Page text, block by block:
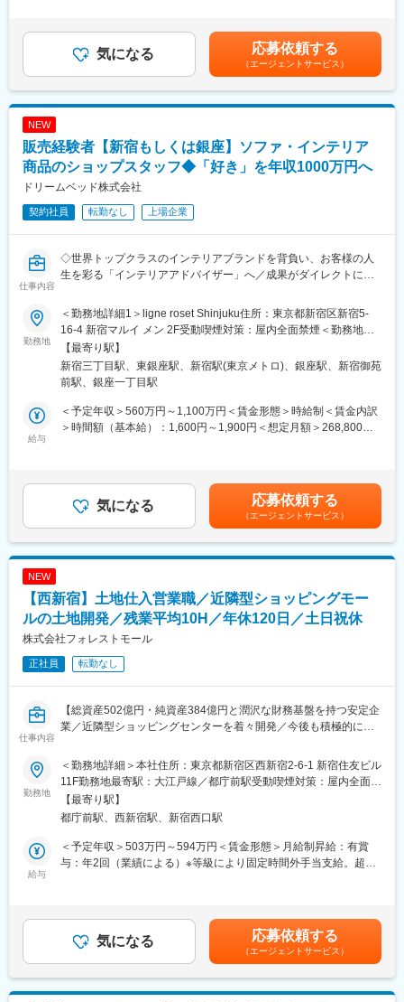
トに収入へ反映されるポジションです。家具やインテリアが好き
で、お客様一人ひとりに丁寧に向き合う販売がしたい方に最適な
・ブランドアドバイザー：
高品質なインテリア製品の魅力・背景を伝える接客
・インバウンド対応：
ちの方）（スキルに応じて加算あり）
扱う商品は、高品質ソファをはじめとしたインテリア家具が中心
です。単価が高い商材が多く、お客様も上質な暮らしやこだわり
行っていただきます。
■インセンティブ・評価イメージ
・基本の時給制に加え、売上に応じたインセンティブを支給
・店舗の予算達成率や個人売上に応じたインセンティブを予定
（例：＋200円）など、スキルに応じた評価を検討しています。
※具体的な基準は入社後お伝え
■組織体制
・4名の配属を想定しています。
変更の範囲：会社の定める業務
果に応じて年収は前後いたします。※詳細はご質問いただけました
ら回答いたします。賃金はあくまでも目安の金額であり、選考を
通じて上下する可能性があります。月給(月額)は固定手当を含めた
表記です。
気になる 応募依頼する
（エージェントサービス）
NEW
販売経験者【新宿もしくは銀座】ソファ・インテリア
商品のショップスタッフ◆「好き」を年収1000万円へ
ドリームベッド株式会社
契約社員 転勤なし 上場企業
仕事内容
◇世界トップクラスのインテリアブランドを背負い、お客様の人
生を彩る「インテリアアドバイザー」へ／成果がダイレクトに給
■募集背景：
「販売実績をより正当に評価し、プロフェッショナルとして報い
たい」という想いから、新たにインセンティブ制度を導入した契
約社員ポジションを設立しました 。実力次第で、年収1,000万円
超えも十分に可能です 。
■業務概要：
ポジションです。家具やインテリアが好きで、お客様一人ひとり
に丁寧に向き合う販売がしたい方に最適な環境です。
高品質なインテリア製品の魅力・背景を伝える接客
・インバウンド対応：
英語力を活かしたグローバルなお客様へのご案内（英語力をお持
・売事務・店舗運営： 受注処理、店内ディスプレイの補助など
です。単価が高い商材が多く、お客様も上質な暮らしやこだわり
のある方が多いため、一組一組とじっくり向き合いながら提案を
■インセンティブ・評価イメージ
・基本の時給制に加え、売上に応じたインセンティブを支給
・店舗の予算達成率や個人売上に応じたインセンティブを予定
（例：＋200円）など、スキルに応じた評価を検討しています。
※具体的な基準は入社後お伝え
め、慣れてきたタイミングで本社や製造工場の見学を実施する予
定です。
・4名の配属を想定しています。
勤務地
＜勤務地詳細1＞ligne roset Shinjuku住所：東京都新宿区新宿5-
16-4 新宿マルイ メン 2F受動喫煙対策：屋内全面禁煙＜勤務地詳
細2＞リーンロゼ銀座住所：東京都中央区銀座4-10-3 勤務地最寄
駅：日比谷線／東銀座駅受動喫煙対策：屋内全面禁煙変更の範
囲：会社の定める事業所
【最寄り駅】
新宿三丁目駅、東銀座駅、新宿駅(東京メトロ)、銀座駅、新宿御苑
前駅、銀座一丁目駅
給与
＜予定年収＞560万円～1,100万円＜賃金形態＞時給制＜賃金内訳
＞時間額（基本給）：1,600円～1,900円＜想定月額＞268,800円
果に応じて年収は前後いたします。※詳細はご質問いただけました
ら回答いたします。賃金はあくまでも目安の金額であり、選考を
通じて上下する可能性があります。月給(月額)は固定手当を含めた
表記です。
気になる 応募依頼する
（エージェントサービス）
NEW
【西新宿】土地仕入営業職／近隣型ショッピングモー
ルの土地開発／残業平均10H／年休120日／土日祝休
株式会社フォレストモール
正社員 転勤なし
仕事内容
【総資産502億円・純資産384億円と潤沢な財務基盤を持つ安定企
業／近隣型ショッピングセンターを着々開発／今後も積極的に事
【業務概要】
テナント数10～30程度の近隣型ショッピングモールの用地仕入れ
業務をご担当いただきます。入社後1年間はトレーナーがOJT等を
通じて独り立ちできるよう教育します。トレーナーの教育を受け
ながら実務経験を積んで頂き、ゆくゆくは主担当者として用地仕
入れ業務をお任せします。具体的な業務は以下となります。
・不動産仲介業者等からの不動産情報の入手
・現地調査、行政調査のうえ、敷地利用案を作成
・核テナントとなるスーパーマーケットやホームセンター等の大
勤務地
＜勤務地詳細＞本社住所：東京都新宿区西新宿2-6-1 新宿住友ビル
11F勤務地最寄駅：大江戸線／都庁前駅受動喫煙対策：屋内全面禁
煙変更の範囲：無
【最寄り駅】
都庁前駅、西新宿駅、新宿西口駅
給与
＜予定年収＞503万円～594万円＜賃金形態＞月給制昇給：有賞
与：年2回（業績による）※等級により固定時間外手当支給。超過
給＞319,000円～374,000円（一律手当を含む）＜昇給有無＞有＜
残業手当＞有＜給与補足＞※職務ランクに応じて固定残業時間・手
当は上記を下限として幅内で変動※年収詳細は同社規定により決定
します。■昇給：年1回(4月/目標に対し業績能力評価による)※４年
連続でベースアップ実施■賞与：年2回（業績によって変動）賃金
気になる 応募依頼する
（エージェントサービス）